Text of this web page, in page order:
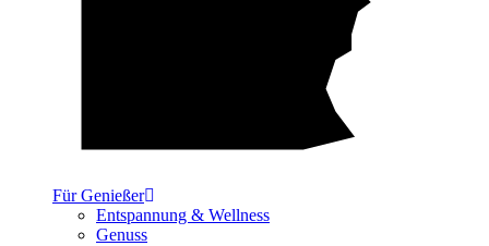
Für Genießer
Entspannung & Wellness
Genuss